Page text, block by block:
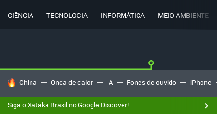
CIÊNCIA TECNOLOGIA INFORMÁTICA MEIO AMBIENTE
TENDÊNCIAS DO DIA
China Onda de calor IA Fones de ouvido iPhone
Siga o Xataka Brasil no Google Discover!